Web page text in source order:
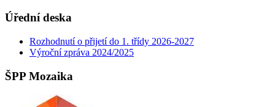
Úřední deska
Rozhodnutí o přijetí do 1. třídy 2026-2027
Výroční zpráva 2024/2025
ŠPP Mozaika